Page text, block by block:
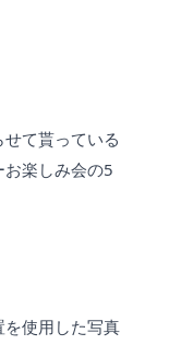
て貰っている
楽しみ会の5
使用した写真